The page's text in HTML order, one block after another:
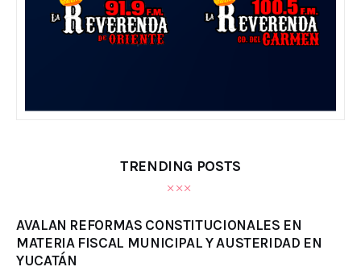
TRENDING POSTS
AVALAN REFORMAS CONSTITUCIONALES EN
MATERIA FISCAL MUNICIPAL Y AUSTERIDAD EN
YUCATÁN